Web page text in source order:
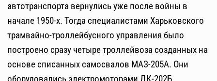
автотранспорта вернулись уже после войны в
начале 1950-х. Тогда специалистами Харьковского
трамвайно-троллейбусного управления было
построено сразу четыре троллейвоза созданных на
основе списанных самосвалов МАЗ-205А. Они